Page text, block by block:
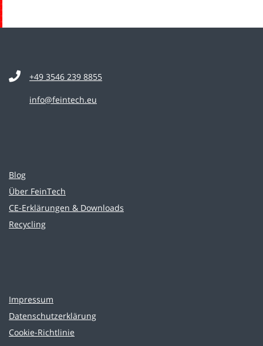
+49 3546 239 8855
info@feintech.eu
Blog
Über FeinTech
CE-Erklärungen & Downloads
Recycling
Impressum
Datenschutzerklärung
Cookie-Richtlinie